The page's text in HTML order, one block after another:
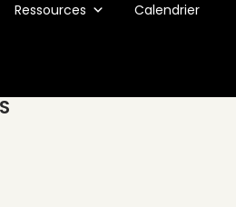
Ressources Calendrier